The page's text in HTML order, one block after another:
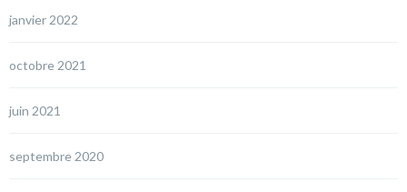
janvier 2022
octobre 2021
juin 2021
septembre 2020